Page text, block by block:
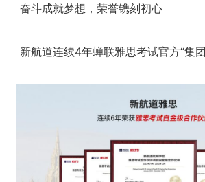
奋斗成就梦想，荣誉镌刻初心
新航道连续4年蝉联雅思考试官方“集